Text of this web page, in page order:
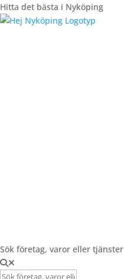
Hitta det bästa i Nyköping
Sök företag, varor eller tjänster